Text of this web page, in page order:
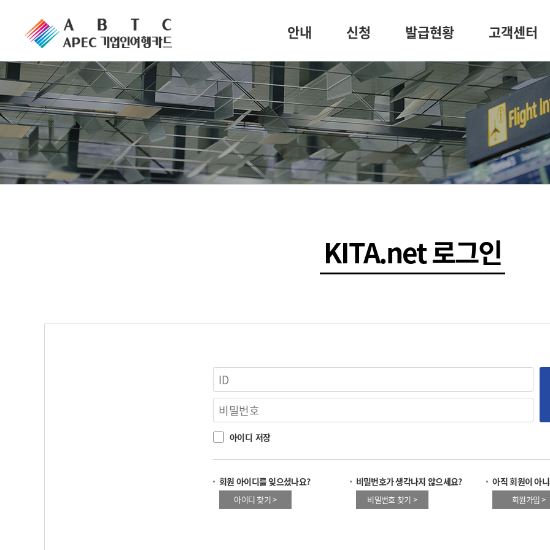
안내 신청 발급현황 고객센터
KITA.net 로그인
아이디 저장
회원 아이디를 잊으셨나요?
아이디 찾기 >
비밀번호가 생각나지 않으세요?
비밀번호 찾기 >
아직 회원이 아
회원가입 >